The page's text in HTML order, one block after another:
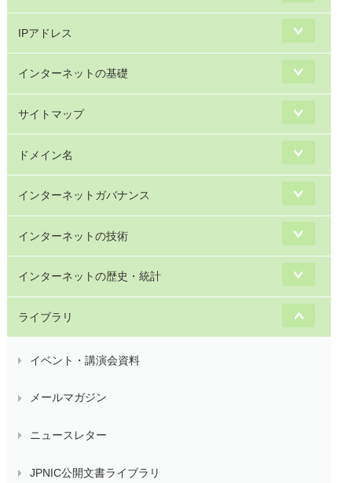
IPアドレス
インターネットの基礎
サイトマップ
ドメイン名
インターネットガバナンス
インターネットの技術
インターネットの歴史・統計
ライブラリ
イベント・講演会資料
メールマガジン
ニュースレター
JPNIC公開文書ライブラリ